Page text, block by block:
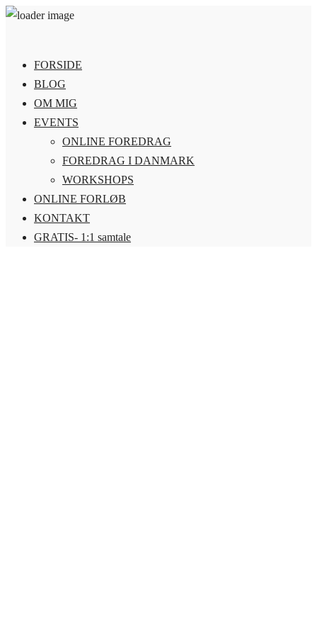
FORSIDE
BLOG
OM MIG
EVENTS
ONLINE FOREDRAG
FOREDRAG I DANMARK
WORKSHOPS
ONLINE FORLØB
KONTAKT
GRATIS- 1:1 samtale